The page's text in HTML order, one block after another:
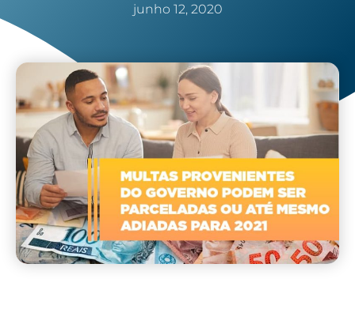
junho 12, 2020